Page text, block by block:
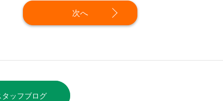
次へ
ッフブログ